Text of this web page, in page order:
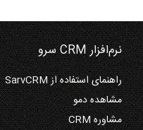
نرم‌افزار CRM سرو
راهنمای استفاده از SarvCRM
مشاهده دمو
مشاوره CRM